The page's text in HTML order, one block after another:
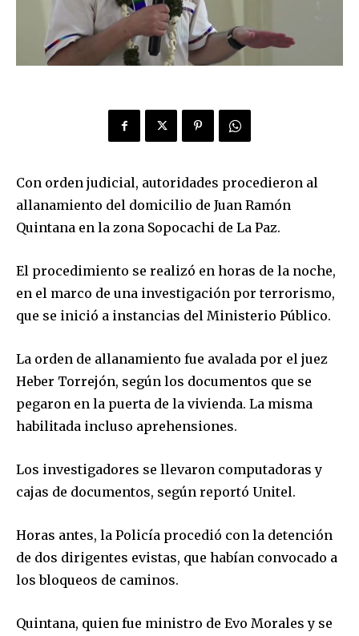
Con orden judicial, autoridades procedieron al
allanamiento del domicilio de Juan Ramón
Quintana en la zona Sopocachi de La Paz.
El procedimiento se realizó en horas de la noche,
en el marco de una investigación por terrorismo,
que se inició a instancias del Ministerio Público.
La orden de allanamiento fue avalada por el juez
Heber Torrejón, según los documentos que se
pegaron en la puerta de la vivienda. La misma
habilitada incluso aprehensiones.
Los investigadores se llevaron computadoras y
cajas de documentos, según reportó Unitel.
Horas antes, la Policía procedió con la detención
de dos dirigentes evistas, que habían convocado a
los bloqueos de caminos.
Quintana, quien fue ministro de Evo Morales y se